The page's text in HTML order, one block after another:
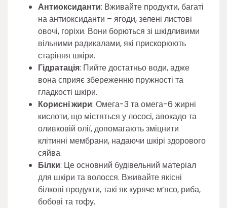
Антиоксиданти: Вживайте продукти, багаті
на антиоксиданти – ягоди, зелені листові
овочі, горіхи. Вони борються зі шкідливими
вільними радикалами, які прискорюють
старіння шкіри.
Гідратація: Пийте достатньо води, адже
вона сприяє збереженню пружності та
гладкості шкіри.
Корисні жири: Омега-3 та омега-6 жирні
кислоти, що містяться у лососі, авокадо та
оливковій олії, допомагають зміцнити
клітинні мембрани, надаючи шкірі здорового
сяйва.
Білки: Це основний будівельний матеріал
для шкіри та волосся. Вживайте якісні
білкові продукти, такі як куряче м’ясо, риба,
бобові та тофу.